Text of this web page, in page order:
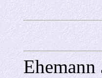
Ehemann